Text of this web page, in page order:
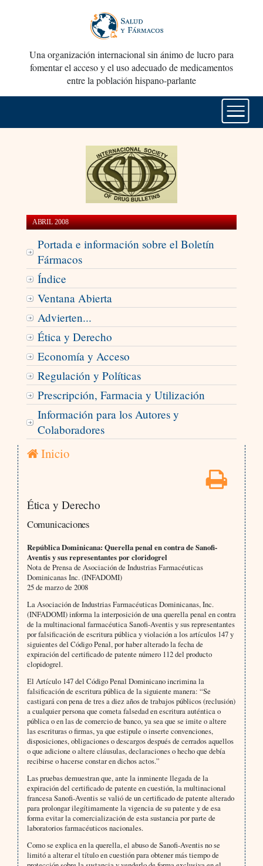
Una organización internacional sin ánimo de lucro para
fomentar el acceso y el uso adecuado de medicamentos
entre la población hispano-parlante
ABRIL 2008
Portada e información sobre el Boletín
Fármacos
Índice
Ventana Abierta
Advierten...
Ética y Derecho
Economía y Acceso
Regulación y Políticas
Prescripción, Farmacia y Utilización
Información para los Autores y
Colaboradores
Inicio
Ética y Derecho
Comunicaciones
República Dominicana: Querella penal en contra de Sanofi-
Aventis y sus representantes por cloridogrel
Nota de Prensa de Asociación de Industrias Farmacéuticas
Dominicanas Inc. (INFADOMI)
25 de marzo de 2008
La Asociación de Industrias Farmacéuticas Dominicanas, Inc.
(INFADOMI) informa la interposición de una querella penal en contra
de la multinacional farmacéutica Sanofi-Aventis y sus representantes
por falsificación de escritura pública y violación a los artículos 147 y
siguientes del Código Penal, por haber alterado la fecha de
expiración del certificado de patente número 112 del producto
clopidogrel.
El Artículo 147 del Código Penal Dominicano incrimina la
falsificación de escritura pública de la siguiente manera: “Se
castigará con pena de tres a diez años de trabajos públicos (reclusión)
a cualquier persona que cometa falsedad en escritura auténtica o
pública o en las de comercio de banco, ya sea que se imite o altere
las escrituras o firmas, ya que estipule o inserte convenciones,
disposiciones, obligaciones o descargos después de cerrados aquellos
o que adicione o altere cláusulas, declaraciones o hecho que debía
recibirse o hacerse constar en dichos actos.”
Las pruebas demuestran que, ante la inminente llegada de la
expiración del certificado de patente en cuestión, la multinacional
francesa Sanofi-Aventis se valió de un certificado de patente alterado
para prolongar ilegítimamente la vigencia de su patente y de esa
forma evitar la comercialización de esta sustancia por parte de
laboratorios farmacéuticos nacionales.
Como se explica en la querella, el abuso de Sanofi-Aventis no se
limitó a alterar el título en cuestión para obtener más tiempo de